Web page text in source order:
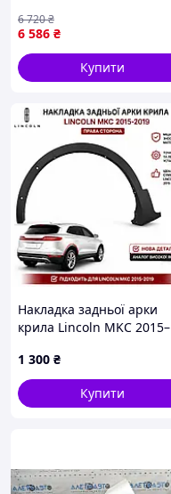
рр
6 586 ₴
6 720₴
Купити
Накладка задньої арки
крила Lincoln MKC 2015–
Аналог
1 300 ₴
Купити